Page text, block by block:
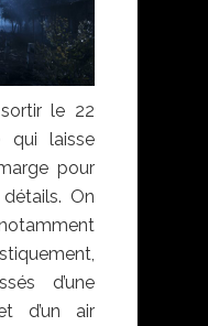
le 22
qui laisse
pour
On
d’une
d’un air